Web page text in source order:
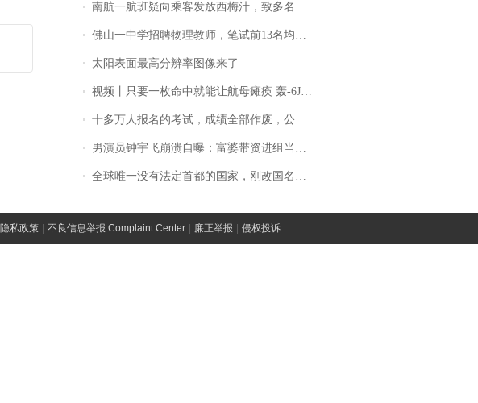
南航一航班疑向乘客发放西梅汁，致多名乘客在飞行途中排队上厕所！乘客：机上100多人只有2个厕所；客服回应：并非每架飞机都会发放西梅汁
佛山一中学招聘物理教师，笔试前13名均遭淘汰？教育局：已叫停招聘，成立调查组全面核查
太阳表面最高分辨率图像来了
视频丨只要一枚命中就能让航母瘫痪 轰-6J实力有多强？
十多万人报名的考试，成绩全部作废，公平么？
男演员钟宇飞崩溃自曝：富婆带资进组当女主角，50多集短剧强加60余场吻戏......不敢得罪只能强忍
全球唯一没有法定首都的国家，刚改国名，总统就邀请中国大使骑行绕了几乎整个国境线一圈，还曾两次到中国寻根
隐私政策 不良信息举报 Complaint Center 廉正举报 侵权投诉